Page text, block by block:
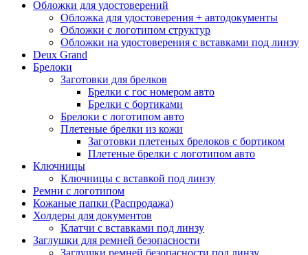
Обложки для удостоверений
Обложка для удостоверения + автодокументы
Обложки с логотипом структур
Обложки на удостоверения с вставками под линзу
Deux Grand
Брелоки
Заготовки для брелков
Брелки с гос номером авто
Брелки с бортиками
Брелоки с логотипом авто
Плетеные брелки из кожи
Заготовки плетеных брелоков с бортиком
Плетеные брелки с логотипом авто
Ключницы
Ключницы с вставкой под линзу
Ремни с логотипом
Кожаные папки (Распродажа)
Холдеры для документов
Клатчи с вставками под линзу
Заглушки для ремней безопасности